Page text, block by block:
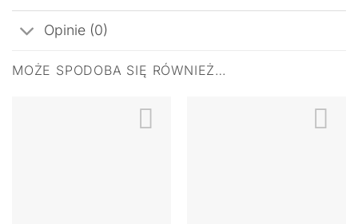
Opinie (0)
MOŻE SPODOBA SIĘ RÓWNIEŻ…